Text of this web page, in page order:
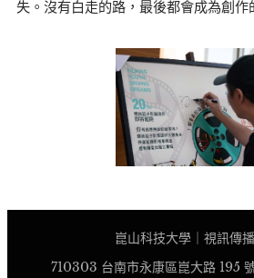
失。沒有白走的路，最後都會成為創作
崑山科技大學｜視訊傳
710303 台南市永康區崑大路 195